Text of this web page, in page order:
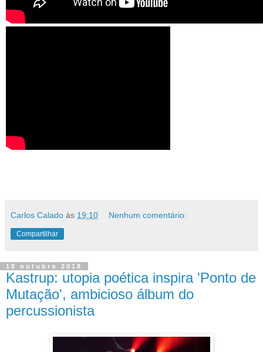
Carlos Calado às 19:10 Nenhum comentário:
Compartilhar
18 outubro 2018
Kastrup: utopia poética inspira 'Ponto de
Mutação', ambicioso álbum do
percussionista